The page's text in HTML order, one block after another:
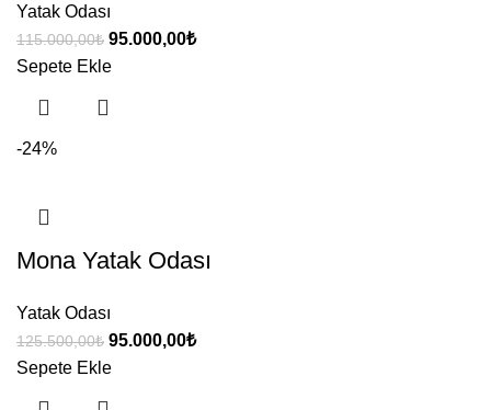
Yatak Odası
115.000,00₺ Orijinal
fiyat:
95.000,00₺Şu
Sepete Ekle
-24%
Mona Yatak Odası
Yatak Odası
125.500,00₺ Orijinal
fiyat:
95.000,00₺Şu
Sepete Ekle